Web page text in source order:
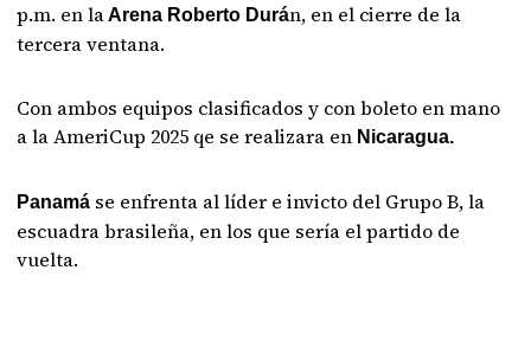
p.m. en laArena Roberto Durán, en el cierre de la
tercera ventana.
Con ambos equipos clasificados y con boleto en mano
a la AmeriCup 2025 qe se realizara en Nicaragua.
Panamá se enfrenta al líder e invicto del Grupo B, la
escuadra brasileña, en los que sería el partido de
vuelta.